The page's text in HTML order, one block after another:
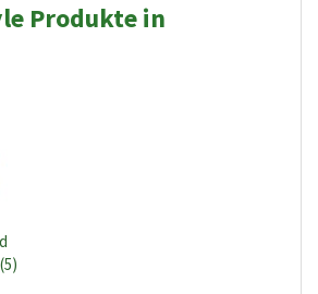
Produkte in